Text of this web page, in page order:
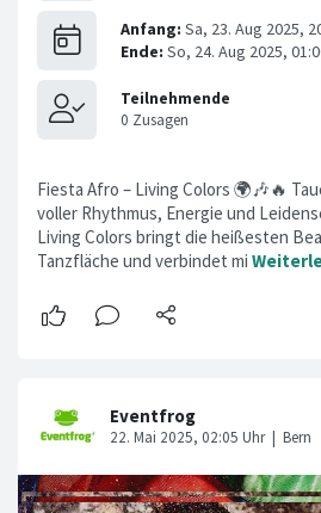
Fiesta Afro – Living Colors 🌍🎶🔥
voller Rhythmus, Energie und
Living Colors bringt die heißesten
Tanzfläche und verbindet mi